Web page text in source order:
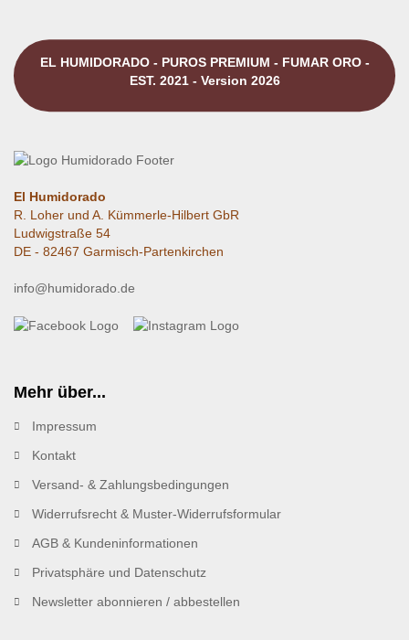
EL HUMIDORADO - PUROS PREMIUM - FUMAR ORO -
EST. 2021 - Version 2026
El Humidorado
R. Loher und A. Kümmerle-Hilbert GbR
Ludwigstraße 54
DE - 82467 Garmisch-Partenkirchen
info@humidorado.de
Mehr über...
Impressum
Kontakt
Versand- & Zahlungsbedingungen
Widerrufsrecht & Muster-Widerrufsformular
AGB & Kundeninformationen
Privatsphäre und Datenschutz
Newsletter abonnieren / abbestellen